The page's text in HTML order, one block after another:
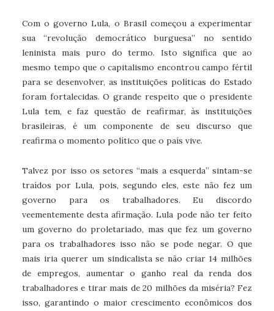
Com o governo Lula, o Brasil começou a experimentar
sua “revolução democrático burguesa” no sentido
leninista mais puro do termo. Isto significa que ao
mesmo tempo que o capitalismo encontrou campo fértil
para se desenvolver, as instituições políticas do Estado
foram fortalecidas. O grande respeito que o presidente
Lula tem, e faz questão de reafirmar, às instituições
brasileiras, é um componente de seu discurso que
reafirma o momento político que o país vive.
Talvez por isso os setores “mais a esquerda” sintam-se
traídos por Lula, pois, segundo eles, este não fez um
governo para os trabalhadores. Eu discordo
veementemente desta afirmação. Lula pode não ter feito
um governo do proletariado, mas que fez um governo
para os trabalhadores isso não se pode negar. O que
mais iria querer um sindicalista se não criar 14 milhões
de empregos, aumentar o ganho real da renda dos
trabalhadores e tirar mais de 20 milhões da miséria? Fez
isso, garantindo o maior crescimento econômicos dos